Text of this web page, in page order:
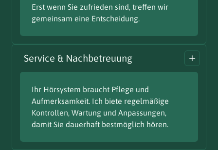
Erst wenn Sie zufrieden sind, treffen wir
gemeinsam eine Entscheidung.
Service & Nachbetreuung
Ihr Hörsystem braucht Pflege und
Aufmerksamkeit. Ich biete regelmäßige
Kontrollen, Wartung und Anpassungen,
damit Sie dauerhaft bestmöglich hören.